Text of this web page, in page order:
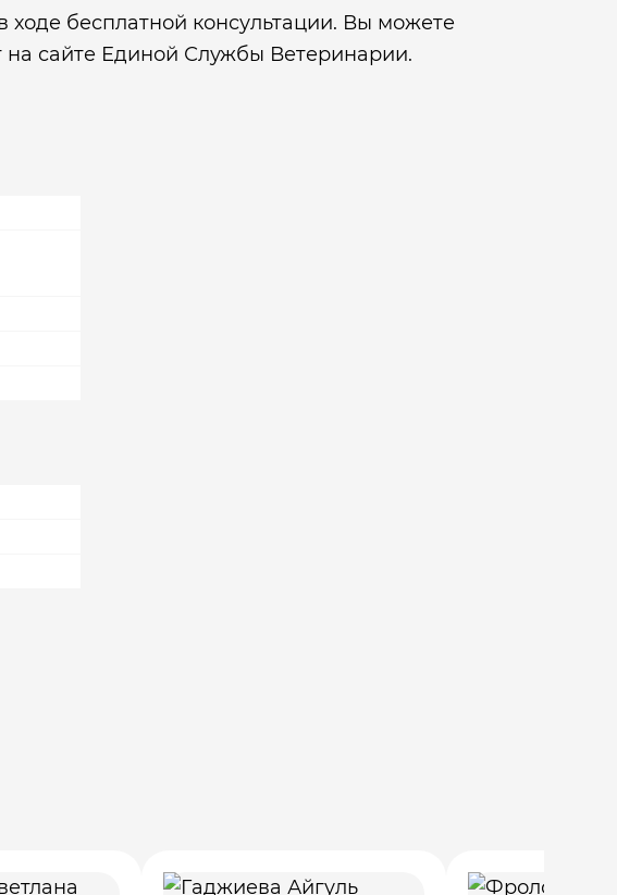
бесплатной консультации. Вы можете
сайте Единой Службы Ветеринарии.